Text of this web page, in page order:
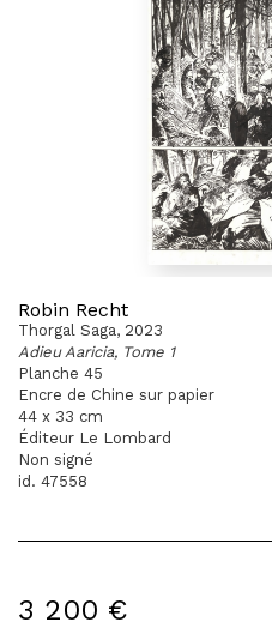
Robin Recht
Thorgal Saga, 2023
Adieu Aaricia, Tome 1
Planche 45
Encre de Chine sur papier
44 x 33 cm
Éditeur Le Lombard
Non signé
id. 47558
3 200 €